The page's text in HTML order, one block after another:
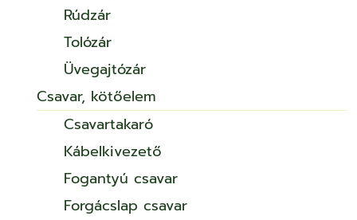
Rúdzár
Tolózár
Üvegajtózár
Csavar, kötőelem
Csavartakaró
Kábelkivezető
Fogantyú csavar
Forgácslap csavar